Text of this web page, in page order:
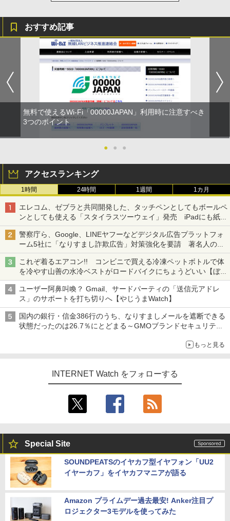
おすすめ記事
無料で使えるWi-Fi「00000JAPAN」利用時に注意すべき
3つのポイント
● ● ●
アクセスランキング
1時間 24時間 1週間 1カ月
エレコム、ゼブラと共同開発した、タッチペンとしてもボールペ
ンとしても使える「スタイラスツーウェイ」発売 iPadにも紙に
も、持ち替えずに書き込める
警察庁ら、Google、LINEヤフーなどデジタル広告プラットフォ
ーム5社に「なりすまし詐欺広告」対策強化を要請 著名人の写
真や映像を使った投資詐欺などへの対策として
これぞ着るエアコン!! コンビニで買える冷凍ペットボトルで体
を冷やす山善の水冷ベストがロードバイクにちょうどいい【ぼっ
ち・ざ・ろーど！その14】【空いた時間でなにしてる？】
ユーザー阿鼻叫喚？ Gmail、サードパーティの「送信元アドレ
ス」のサポートを打ち切りへ【やじうまWatch】
国内の銀行・信金386行のうち、なりすましメールを遮断できる
状態だったのは26.7％にとどまる～GMOブランドセキュリティ
もっと見る
INTERNET Watch をフォローする
Special Site
SOUNDPEATSのイヤカフ型イヤフォン「UU2
イヤーカフ」をイヤカフマニアが語る
Amazon プライムデー過去最安! Anker注目プ
ロジェクター3モデルを使ってみた